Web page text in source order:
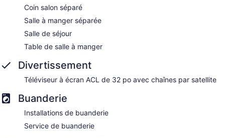
Coin salon séparé
Salle à manger séparée
Salle de séjour
Table de salle à manger
Divertissement
Téléviseur à écran ACL de 32 po avec chaînes par satellite
Buanderie
Installations de buanderie
Service de buanderie